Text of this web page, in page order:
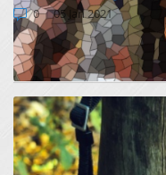
0 05 Jan 2021
V letu 2021 je kot
načrtovano zaključno